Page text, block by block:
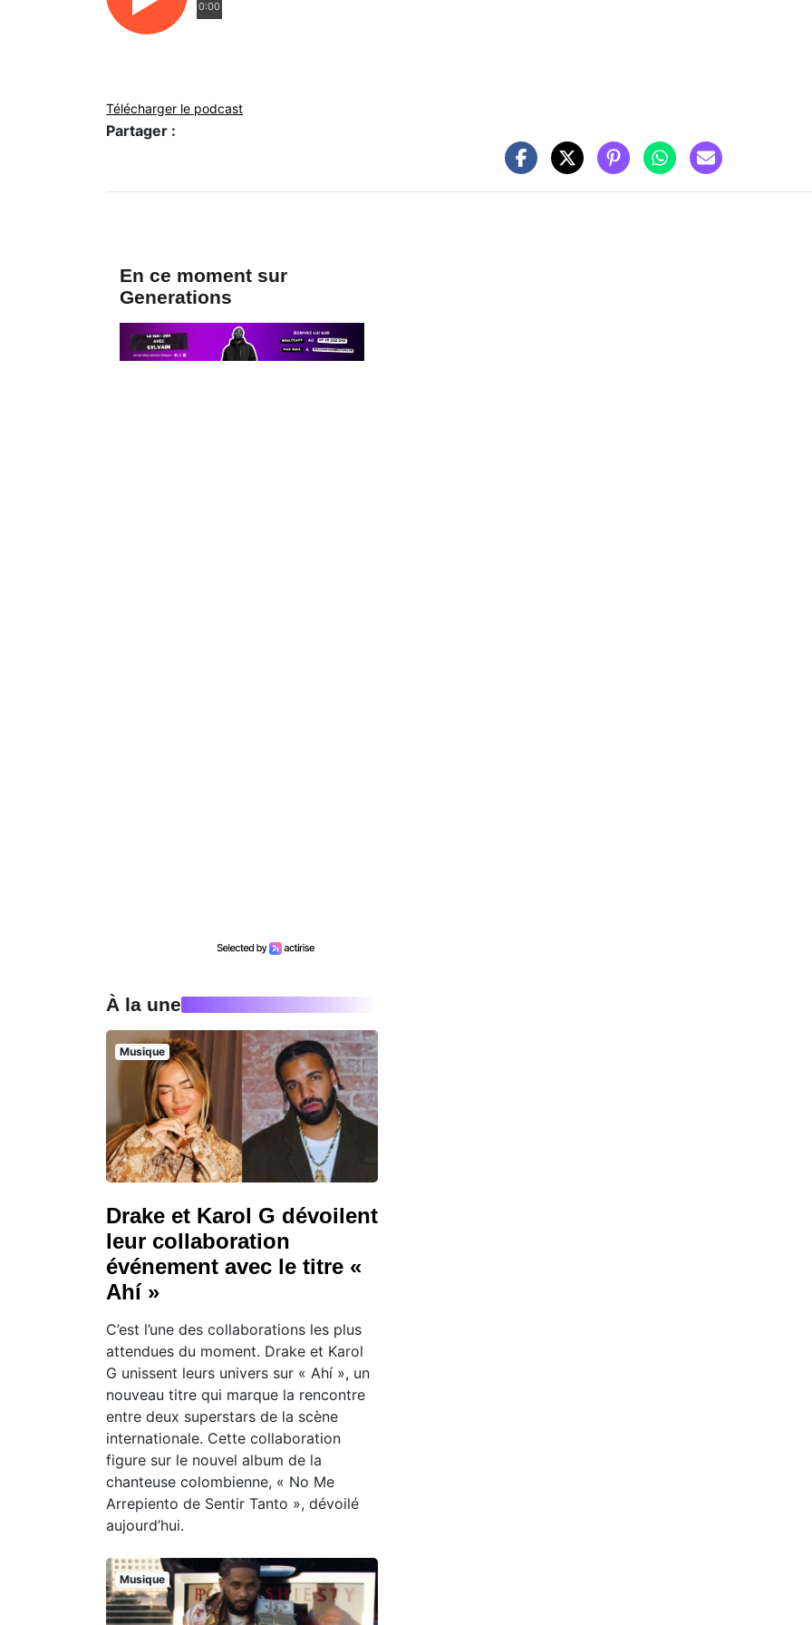
0:00
Télécharger le podcast
Partager :
En ce moment sur
Generations
À la une
Musique
Drake et Karol G dévoilent
leur collaboration
événement avec le titre «
Ahí »
C’est l’une des collaborations les plus
attendues du moment. Drake et Karol
G unissent leurs univers sur « Ahí », un
nouveau titre qui marque la rencontre
entre deux superstars de la scène
internationale. Cette collaboration
figure sur le nouvel album de la
chanteuse colombienne, « No Me
Arrepiento de Sentir Tanto », dévoilé
aujourd’hui.
Musique